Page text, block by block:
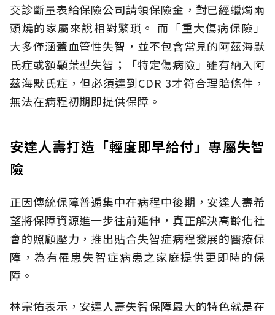
交診斷量表給保險公司請領保險金，對已經蠟燭兩
頭燒的家屬來說相對繁瑣。 而「重大傷病保險」
大多僅涵蓋血管性失智，並不包含常見的阿茲海默
氏症或額顳葉型失智；「特定傷病險」雖有納入阿
茲海默氏症，但必須達到CDR 3才符合理賠條件，
無法在病程初期即提供保障。
安達人壽打造「輕度即早給付」專屬失智
險
正因傳統保障普遍集中在病程中後期，安達人壽希
望將保障資源進一步往前延伸，真正解決高齡化社
會的照顧壓力，推出貼合失智症病程發展的醫療保
障，為有罹患失智症病患之家庭提供更即時的保
障。
林宗佑表示，安達人壽失智保障最大的特色就是在